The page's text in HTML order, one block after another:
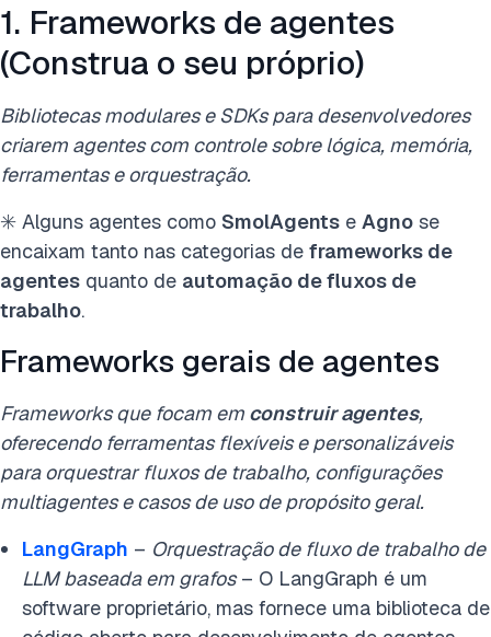
1. Frameworks de agentes
(Construa o seu próprio)
Bibliotecas modulares e SDKs para desenvolvedores
criarem agentes com controle sobre lógica, memória,
ferramentas e orquestração.
✳️ Alguns agentes como SmolAgents e Agno se
encaixam tanto nas categorias de frameworks de
agentes quanto de automação de fluxos de
trabalho.
Frameworks gerais de agentes
Frameworks que focam em construir agentes,
oferecendo ferramentas flexíveis e personalizáveis
para orquestrar fluxos de trabalho, configurações
multiagentes e casos de uso de propósito geral.
LangGraph – Orquestração de fluxo de trabalho de
LLM baseada em grafos– O LangGraph é um
software proprietário, mas fornece uma biblioteca de